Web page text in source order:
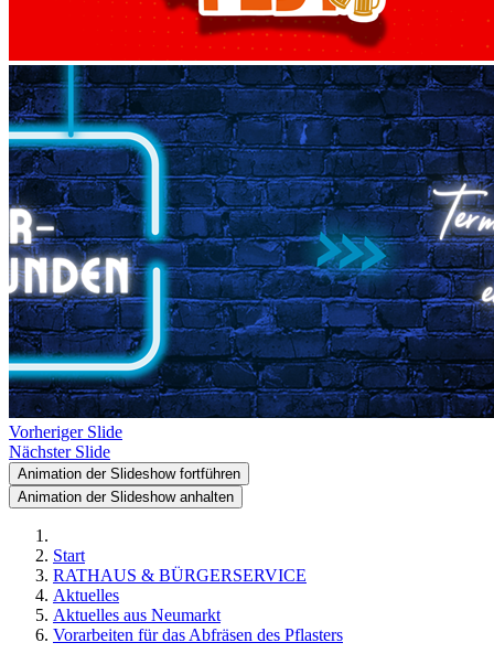
Vorheriger Slide
Nächster Slide
Animation der Slideshow fortführen
Animation der Slideshow anhalten
Start
RATHAUS & BÜRGERSERVICE
Aktuelles
Aktuelles aus Neumarkt
Vorarbeiten für das Abfräsen des Pflasters